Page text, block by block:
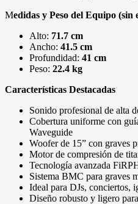
Medidas y Peso del Equipo (sin
Alto: 71.7 cm
Ancho: 41.5 cm
Profundidad: 41 cm
Peso: 22.4 kg
Características Destacadas
Sonido profesional de alta
Cobertura uniforme con
Waveguide
Woofer de 15” con graves
Motor de compresión de
Tecnología avanzada
Sistema BMC para graves
Ideal para DJs, conciertos,
Diseño robusto y ligero